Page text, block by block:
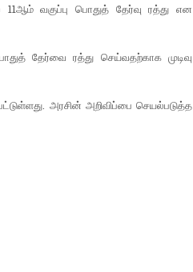
வகுப்பு பொதுத் தேர்வு ரத்து என
தேர்வை ரத்து செய்வதற்காக முடிவு
அரசின் அறிவிப்பை செயல்படுத்த